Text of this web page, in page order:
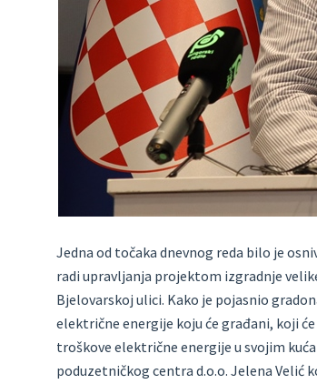
Jedna od točaka dnevnog reda bilo je
radi upravljanja projektom izgradnje
Bjelovarskoj ulici. Kako je pojasnio
električne energije koju će građani, koji
troškove električne energije u svojim
poduzetničkog centra d.o.o. Jelena Velić